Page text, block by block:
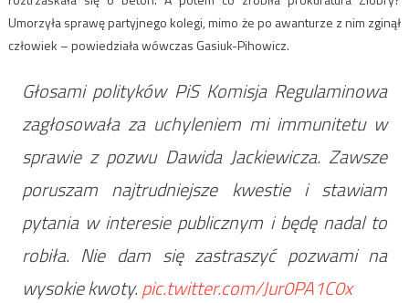
Umorzyła sprawę partyjnego kolegi, mimo że po awanturze z nim zginął
człowiek – powiedziała wówczas Gasiuk-Pihowicz.
Głosami polityków PiS Komisja Regulaminowa
zagłosowała za uchyleniem mi immunitetu w
sprawie z pozwu Dawida Jackiewicza. Zawsze
poruszam najtrudniejsze kwestie i stawiam
pytania w interesie publicznym i będę nadal to
robiła. Nie dam się zastraszyć pozwami na
wysokie kwoty.pic.twitter.com/Jur0PA1C0x